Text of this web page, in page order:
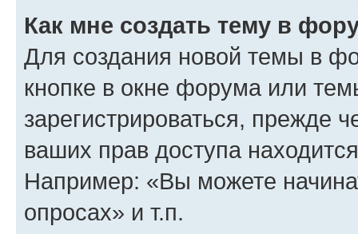
Как мне создать тему в
Для создания новой темы в
кнопке в окне форума или
зарегистрироваться, прежде
ваших прав доступа
Например: «Вы можете
опросах» и т.п.